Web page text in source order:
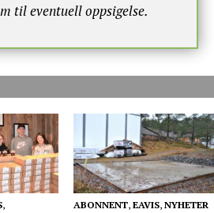
til eventuell oppsigelse.
,
ABONNENT,EAVIS,NYHETER